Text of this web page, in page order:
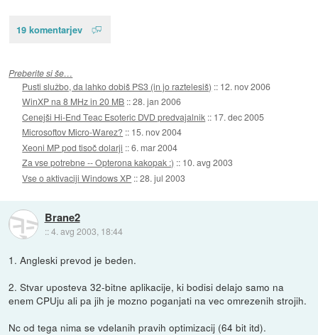
19 komentarjev
Preberite si še…
Pusti službo, da lahko dobiš PS3 (in jo raztelesiš) :: 12. nov 2006
WinXP na 8 MHz in 20 MB ::28. jan 2006
Cenejši Hi-End Teac Esoteric DVD predvajalnik :: 17. dec 2005
Microsoftov Micro-Warez? :: 15. nov 2004
Xeoni MP pod tisoč dolarji ::6. mar 2004
Za vse potrebne -- Opterona kakopak :) :: 10. avg 2003
Vse o aktivaciji Windows XP ::28. jul 2003
Brane2
::4. avg 2003, 18:44
1. Angleski prevod je beden.
2. Stvar uposteva 32-bitne aplikacije, ki bodisi delajo samo na
enem CPUju ali pa jih je mozno poganjati na vec omrezenih strojih.
Nc od tega nima se vdelanih pravih optimizacij (64 bit itd).